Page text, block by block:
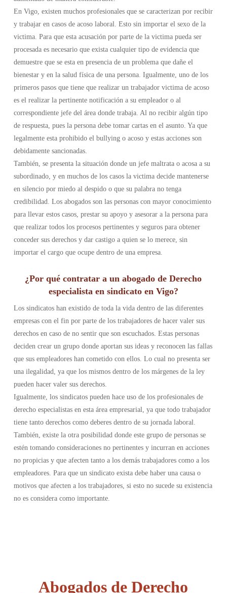
En Vigo, existen muchos profesionales que se caracterizan por recibir
y trabajar en casos de acoso laboral. Esto sin importar el sexo de la
victima. Para que esta acusación por parte de la victima pueda ser
procesada es necesario que exista cualquier tipo de evidencia que
demuestre que se esta en presencia de un problema que dañe el
bienestar y en la salud física de una persona. Igualmente, uno de los
primeros pasos que tiene que realizar un trabajador victima de acoso
es el realizar la pertinente notificación a su empleador o al
correspondiente jefe del área donde trabaja. Al no recibir algún tipo
de respuesta, pues la persona debe tomar cartas en el asunto. Ya que
legalmente esta prohibido el bullying o acoso y estas acciones son
debidamente sancionadas.
También, se presenta la situación donde un jefe maltrata o acosa a su
subordinado, y en muchos de los casos la victima decide mantenerse
en silencio por miedo al despido o que su palabra no tenga
credibilidad. Los abogados son las personas con mayor conocimiento
para llevar estos casos, prestar su apoyo y asesorar a la persona para
que realizar todos los procesos pertinentes y seguros para obtener
conceder sus derechos y dar castigo a quien se lo merece, sin
importar el cargo que ocupe dentro de una empresa.
¿Por qué contratar a un abogado de Derecho
especialista en sindicato en Vigo?
Los sindicatos han existido de toda la vida dentro de las diferentes
empresas con el fin por parte de los trabajadores de hacer valer sus
derechos en caso de no sentir que son escuchados. Estas personas
deciden crear un grupo donde aportan sus ideas y reconocen las fallas
que sus empleadores han cometido con ellos. Lo cual no presenta ser
una ilegalidad, ya que los mismos dentro de los márgenes de la ley
pueden hacer valer sus derechos.
Igualmente, los sindicatos pueden hace uso de los profesionales de
derecho especialistas en esta área empresarial, ya que todo trabajador
tiene tanto derechos como deberes dentro de su jornada laboral.
También, existe la otra posibilidad donde este grupo de personas se
estén tomando consideraciones no pertinentes y incurran en acciones
no propicias y que afecten tanto a los demás trabajadores como a los
empleadores. Para que un sindicato exista debe haber una causa o
motivos que afecten a los trabajadores, si esto no sucede su existencia
no es considera como importante.
Abogados de Derecho